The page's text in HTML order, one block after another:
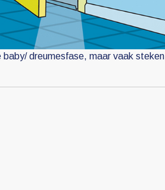
dreumesfase, maar vaak steken